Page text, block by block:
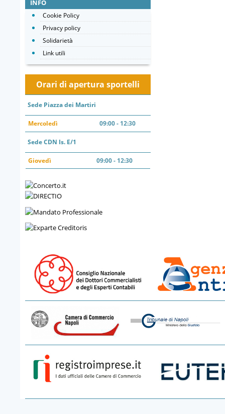
INFO
Cookie Policy
Privacy policy
Solidarietà
Link utili
Orari di apertura sportelli
Sede Piazza dei Martiri
Mercoledì 09:00 - 12:30
Sede CDN Is. E/1
Giovedì 09:00 - 12:30